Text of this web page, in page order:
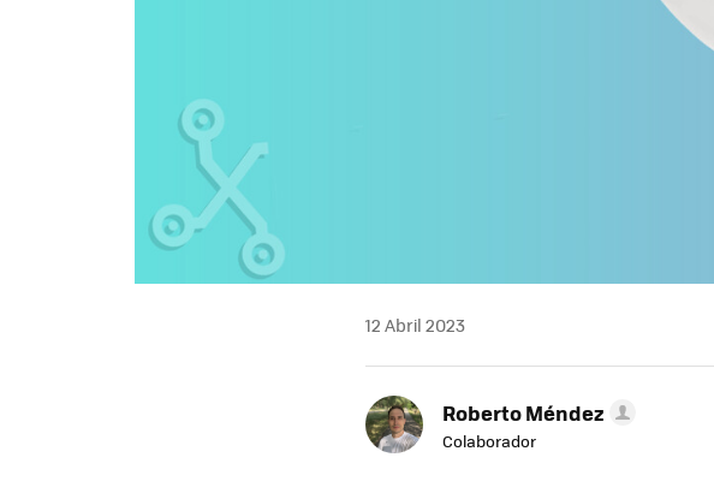
12 Abril 2023
Roberto Méndez
Colaborador